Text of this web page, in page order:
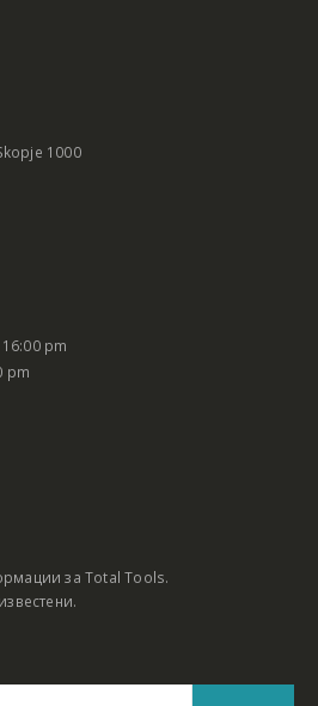
Батериски сет Ротирачки Чекан и Бормашина 20V
1000
pm
pm
за Total Tools.